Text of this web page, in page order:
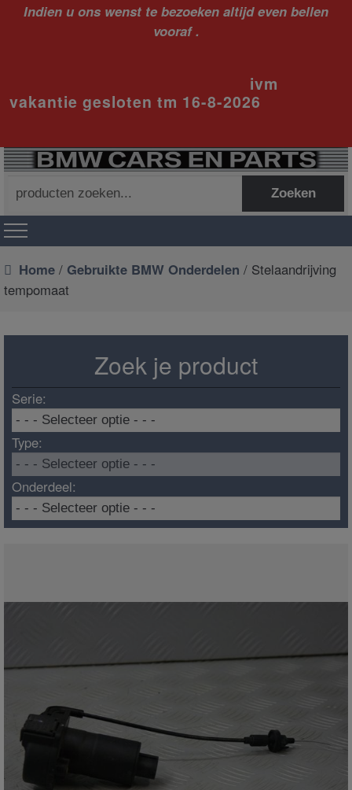
Indien u ons wenst te bezoeken altijd even bellen
vooraf .
ivm
vakantie gesloten tm 16-8-2026
naar:
Zoeken
Home / Gebruikte BMW Onderdelen / Stelaandrijving
tempomaat
Zoek je product
Serie:
Type:
Onderdeel: